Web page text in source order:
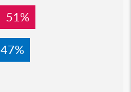
51%
47%